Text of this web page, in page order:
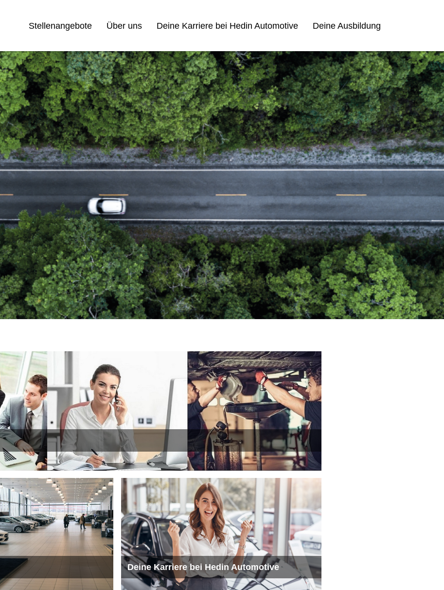
Stellenangebote Über uns Deine Karriere bei Hedin Automotive Deine Ausbildung
Deine Karriere bei Hedin Automotive